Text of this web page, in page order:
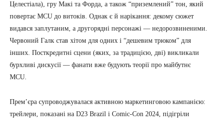
Целестіала), гру Макі та Форда, а також “приземлений” тон, який
повертає MCU до витоків. Однак є й нарікання: декому сюжет
видався заплутаним, а другорядні персонажі — недорозвиненими.
Червоний Галк став хітом для одних і “дешевим трюком” для
інших. Посткредитні сцени (яких, за традицією, дві) викликали
бурхливі дискусії — фанати вже будують теорії про майбутнє
MCU.
Прем’єра супроводжувалася активною маркетинговою кампанією:
трейлери, показані на D23 Brazil і Comic-Con 2024, підігріли